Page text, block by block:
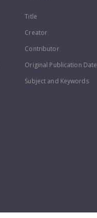
Title
Creator
Contributor
Original Publication Date
Subject and Keywords